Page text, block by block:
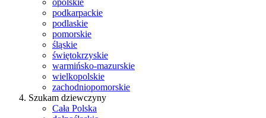
opolskie
podkarpackie
podlaskie
pomorskie
śląskie
świętokrzyskie
warmińsko-mazurskie
wielkopolskie
zachodniopomorskie
Szukam dziewczyny
Cała Polska